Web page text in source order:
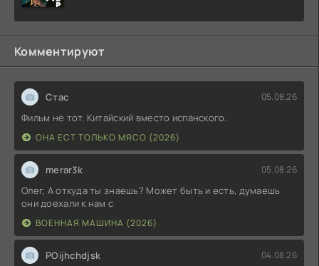
Комментируют
Стас 05.08.26
Фильм не тот. Китайский вместо испанского.
ОНА ЕСТ ТОЛЬКО МЯСО (2026)
merar3k 05.08.26
Олег, А откуда ты знаешь? Может быть и есть, думаешь
они доехали к нам с
ВОЕННАЯ МАШИНА (2026)
POijhchdjsk 04.08.26